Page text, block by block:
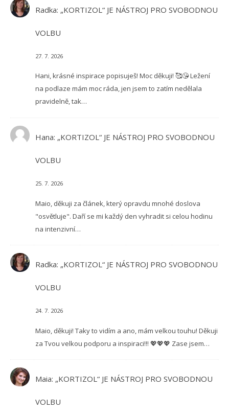
Radka: „KORTIZOL“ JE NÁSTROJ PRO SVOBODNOU
VOLBU
27. 7. 2026
Hani, krásné inspirace popisuješ! Moc děkuji! 🥰😘 Ležení
na podlaze mám moc ráda, jen jsem to zatím nedělala
pravidelně, tak…
Hana: „KORTIZOL“ JE NÁSTROJ PRO SVOBODNOU
VOLBU
25. 7. 2026
Maio, děkuji za článek, který opravdu mnohé doslova
"osvětluje". Daří se mi každý den vyhradit si celou hodinu
na intenzivní…
Radka: „KORTIZOL“ JE NÁSTROJ PRO SVOBODNOU
VOLBU
24. 7. 2026
Maio, děkuji! Taky to vidím a ano, mám velkou touhu! Děkuji
za Tvou velkou podporu a inspiraci!!! 💖💖💖 Zase jsem…
Maia: „KORTIZOL“ JE NÁSTROJ PRO SVOBODNOU
VOLBU